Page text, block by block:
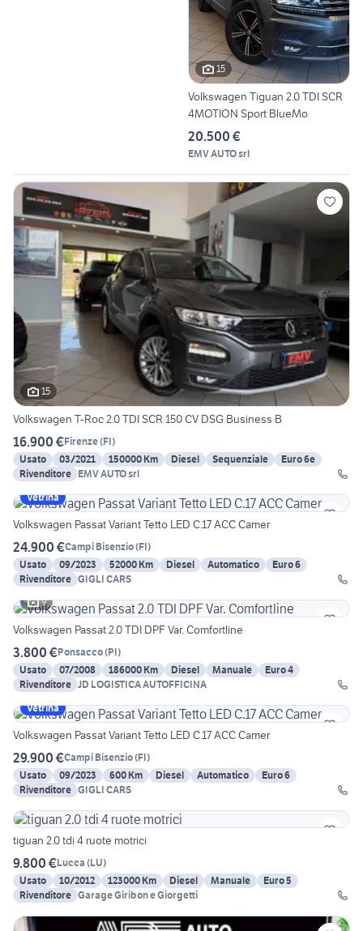
15
Volkswagen Tiguan 2.0 TDI SCR
4MOTION Sport BlueMo
20.500 €
EMV AUTO srl
15
Volkswagen T-Roc 2.0 TDI SCR 150 CV DSG Business B
16.900 €Firenze(FI)
Usato
03/2021 150000 Km Diesel Sequenziale
Euro 6e
Rivenditore EMV AUTO srl
Vetrina
Volkswagen Passat Variant Tetto LED C.17 ACC Camer
24.900 €Campi Bisenzio(FI)
Usato
09/2023 52000 Km Diesel Automatico
Euro 6
Rivenditore GIGLI CARS
9
Volkswagen Passat 2.0 TDI DPF Var. Comfortline
3.800 €Ponsacco(PI)
Usato
07/2008 186000 Km Diesel Manuale
Euro 4
Rivenditore JD LOGISTICA AUTOFFICINA
Vetrina
Volkswagen Passat Variant Tetto LED C.17 ACC Camer
29.900 €Campi Bisenzio(FI)
Usato
09/2023 600 Km Diesel Automatico
Euro 6
Rivenditore GIGLI CARS
tiguan 2.0 tdi 4 ruote motrici
9.800 €Lucca (LU)
Usato
10/2012 123000 Km Diesel Manuale
Euro 5
Rivenditore Garage Giribon e Giorgetti